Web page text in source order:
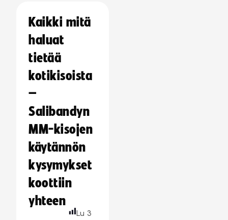
Kaikki mitä
haluat
tietää
kotikisoista
–
Salibandyn
MM-kisojen
käytännön
kysymykset
koottiin
yhteen
Lu 3